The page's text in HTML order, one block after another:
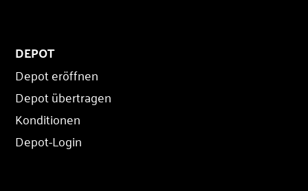
DEPOT
Depot eröffnen
Depot übertragen
Konditionen
Depot-Login